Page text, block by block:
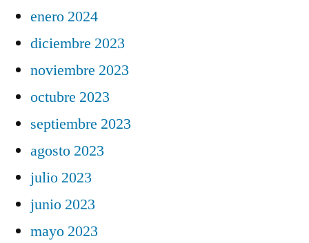
enero 2024
diciembre 2023
noviembre 2023
octubre 2023
septiembre 2023
agosto 2023
julio 2023
junio 2023
mayo 2023